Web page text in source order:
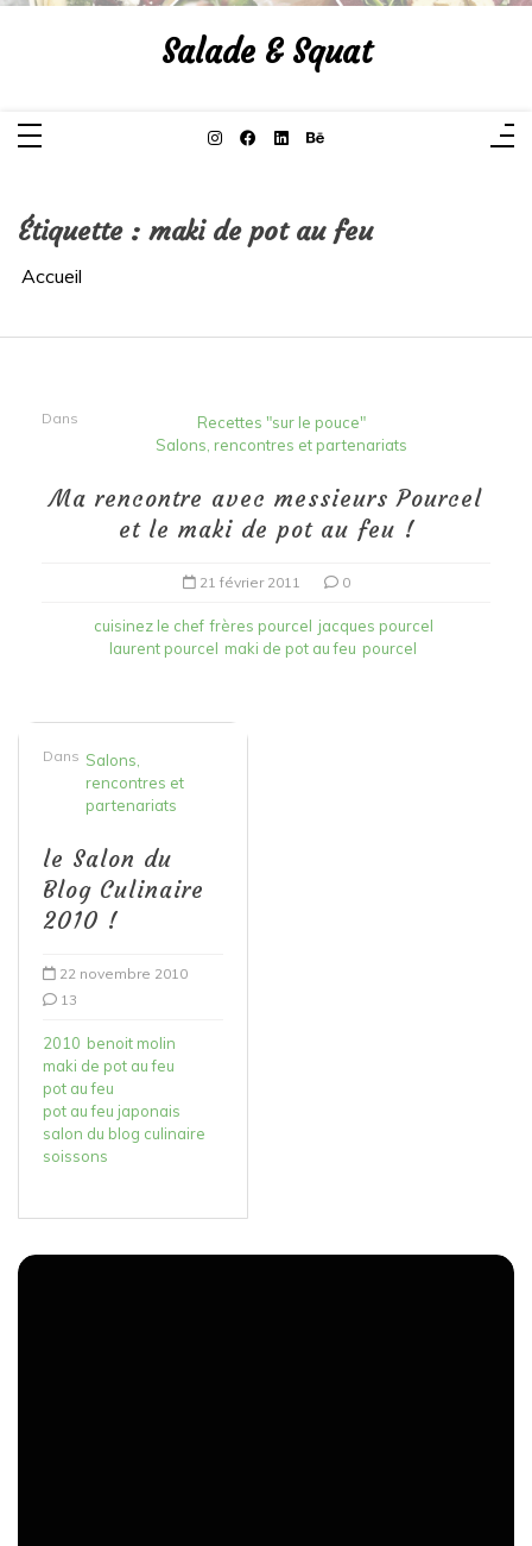
Aller
Salade & Squat
Étiquette : maki de pot au feu
Accueil
Dans
Recettes "sur le pouce"
Salons, rencontres et partenariats
Ma rencontre avec messieurs Pourcel
et le maki de pot au feu !
21 février 2011 0
cuisinez le chef frères pourcel jacques pourcel
laurent pourcel maki de pot au feu pourcel
Dans Salons,
rencontres et
partenariats
le Salon du
Blog Culinaire
2010 !
22 novembre 2010
13
2010 benoit molin
maki de pot au feu
pot au feu
pot au feu japonais
salon du blog culinaire
soissons